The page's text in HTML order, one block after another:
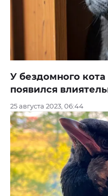
У бездомного
появился
25 августа 2023, 06:44